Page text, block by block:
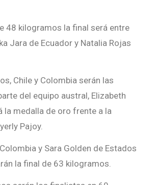
48 kilogramos la final será entre
Jara de Ecuador y Natalia Rojas
Chile y Colombia serán las
del equipo austral, Elizabeth
la medalla de oro frente a la
Pajoy.
y Sara Golden de Estados
la final de 63 kilogramos.